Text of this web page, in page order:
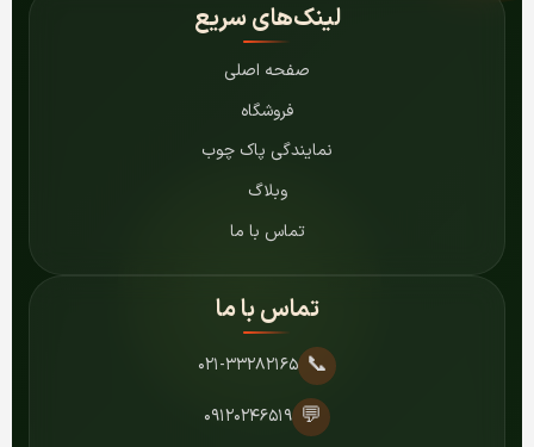
لینک‌های سریع
صفحه اصلی
فروشگاه
نمایندگی پاک چوب
وبلاگ
تماس با ما
تماس با ما
📞 ۰۲۱-۳۳۲۸۲۱۶۵
💬 ۰۹۱۲۰۲۴۶۵۱۹